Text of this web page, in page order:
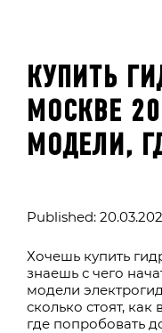
КУПИТЬ
МОСКВЕ
МОДЕЛИ,
Published:
Хочешь купить
знаешь с чего
модели
сколько стоят,
где попробовать